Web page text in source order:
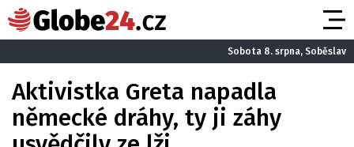
Sobota 8. srpna, Soběslav
Aktivistka Greta napadla
německé dráhy, ty ji záhy